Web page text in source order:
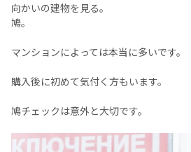
向かいの建物を見る。
鳩。
マンションによっては本当に多いです。
購入後に初めて気付く方もいます。
鳩チェックは意外と大切です。